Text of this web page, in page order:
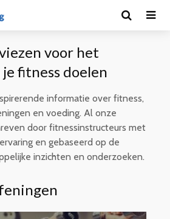
voor het
fitness doelen
informatie over fitness,
en voeding. Al onze
door fitnessinstructeurs met
en gebaseerd op de
inzichten en onderzoeken.